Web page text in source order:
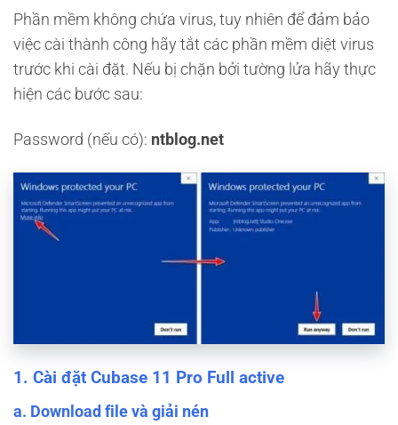
Phần mềm không chứa virus, tuy nhiên để đảm bảo
việc cài thành công hãy tắt các phần mềm diệt virus
trước khi cài đặt. Nếu bị chặn bởi tường lửa hãy thực
hiện các bước sau:
Password (nếu có): ntblog.net
1. Cài đặt Cubase 11 Pro Full active
a. Download file và giải nén